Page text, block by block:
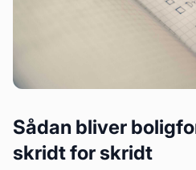
Sådan bliver
skridt for skridt